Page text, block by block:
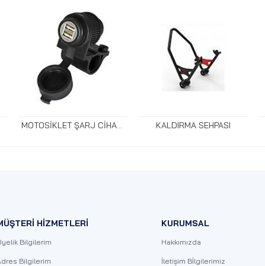
MOTOSİKLET ŞARJ CİHAZLARI KALDIRMA SEHPASI
HİZMETLERİ
Bilgilerim
Bilgilerim
KURUMSAL
Hakkımızda
İletişim Bİlgilerimiz